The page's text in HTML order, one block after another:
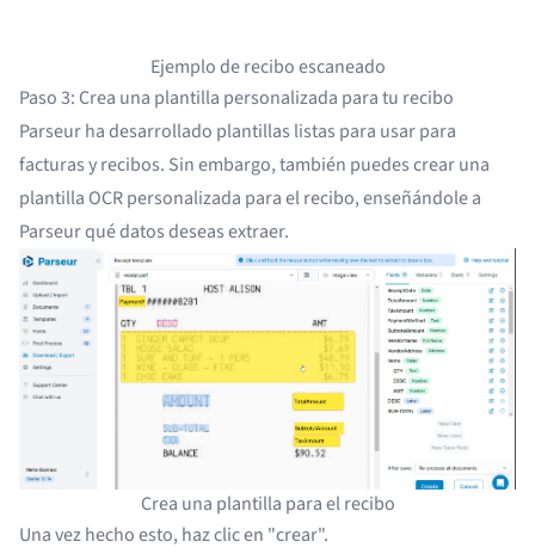
Ejemplo de recibo escaneado
Paso 3: Crea una plantilla personalizada para tu recibo
Parseur ha desarrollado plantillas listas para usar para
facturas y recibos. Sin embargo, también puedescrear una
plantilla OCR personalizada para el recibo, enseñándole a
Parseur qué datos deseas extraer.
Crea una plantilla para el recibo
Una vez hecho esto, haz clic en "crear".